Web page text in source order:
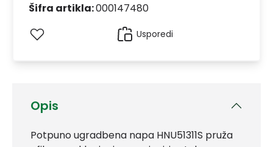
Opis
Potpuno ugradbena napa HNU51311S pruža
Šifra artikla:000147480
Usporedi